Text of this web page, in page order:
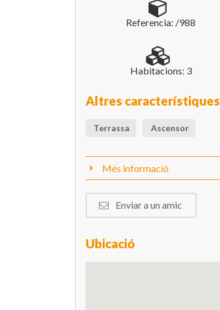
Referencia: /988
Habitacions: 3
Altres característiques
Terrassa Ascensor
Més informació
Enviar a un amic
Ubicació